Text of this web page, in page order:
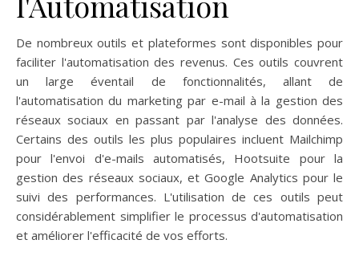
De nombreux outils et plateformes sont disponibles pour
faciliter l'automatisation des revenus. Ces outils couvrent
un large éventail de fonctionnalités, allant de
l'automatisation du marketing par e-mail à la gestion des
réseaux sociaux en passant par l'analyse des données.
Certains des outils les plus populaires incluent Mailchimp
pour l'envoi d'e-mails automatisés, Hootsuite pour la
gestion des réseaux sociaux, et Google Analytics pour le
suivi des performances. L'utilisation de ces outils peut
considérablement simplifier le processus d'automatisation
et améliorer l'efficacité de vos efforts.